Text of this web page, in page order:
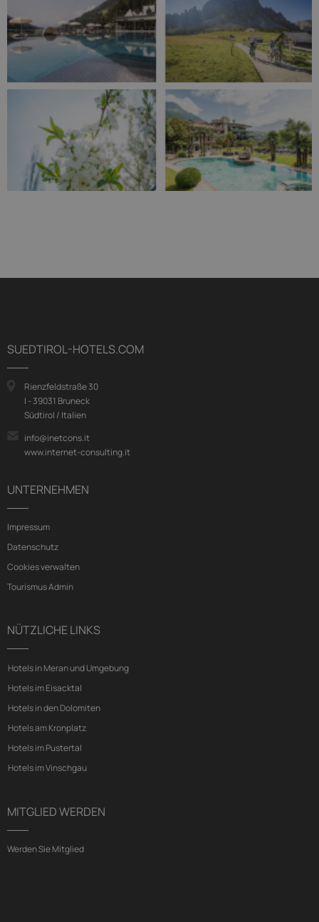
SUEDTIROL-HOTELS.COM
Rienzfeldstraße 30
I - 39031 Bruneck
Südtirol / Italien
info@inetcons.it
www.internet-consulting.it
UNTERNEHMEN
Impressum
Datenschutz
Cookies verwalten
Tourismus Admin
NÜTZLICHE LINKS
Hotels in Meran und Umgebung
Hotels im Eisacktal
Hotels in den Dolomiten
Hotels am Kronplatz
Hotels im Pustertal
Hotels im Vinschgau
MITGLIED WERDEN
Werden Sie Mitglied